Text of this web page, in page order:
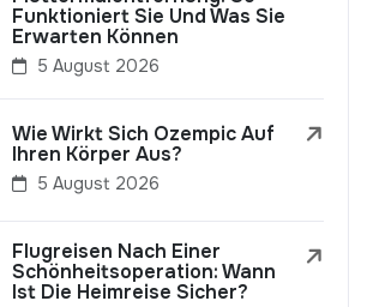
Funktioniert Sie Und Was Sie
Erwarten Können
5 August 2026
Wie Wirkt Sich Ozempic Auf
Ihren Körper Aus?
5 August 2026
Flugreisen Nach Einer
Schönheitsoperation: Wann
Ist Die Heimreise Sicher?